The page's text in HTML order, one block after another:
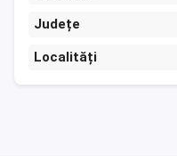
Județe
Localități